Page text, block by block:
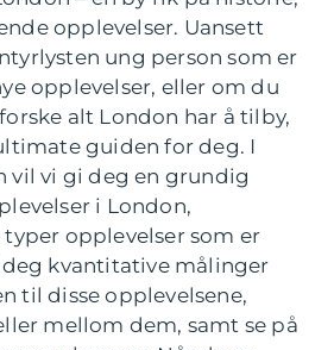
opplevelser. Uansett
ung person som er
opplevelser, eller om du
alt London har å tilby,
guiden for deg. I
vil vi gi deg en grundig
i London,
opplevelser som er
kvantitative målinger
til disse opplevelsene,
mellom dem, samt se på